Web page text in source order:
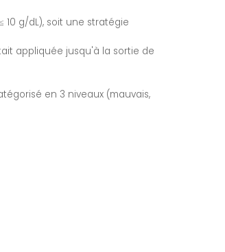
g/dL), soit une stratégie
appliquée jusqu'à la sortie de
en 3 niveaux (mauvais,